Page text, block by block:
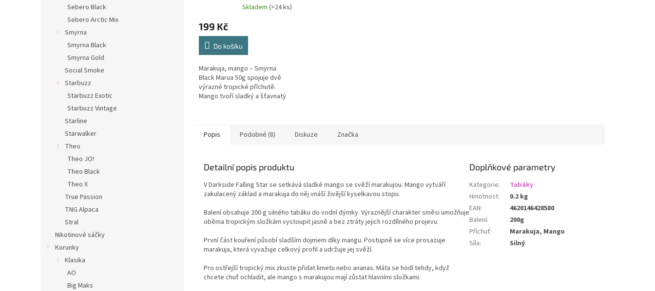
Sebero Black
Sebero Arctic Mix
Smyrna
Smyrna Black
Smyrna Gold
Social Smoke
Starbuzz
Starbuzz Exotic
Starbuzz Vintage
Starline
Starwalker
Theo
Theo JO!
Theo Black
Theo X
True Passion
TNG Alpaca
Stral
Nikotinové sáčky
Korunky
Klasika
AO
Big Maks
Skladem (>24 ks)
199 Kč
Do košíku
Marakuja, mango – Smyrna
Black Marua 50g spojuje dvě
výrazné tropické příchutě.
Mango tvoří sladký a šťavnatý
Popis Podobné (8) Diskuze Značka
Detailní popis produktu
V Darkside Falling Star se setkává sladké mango se svěží marakujou. Mango vytváří
zakulacený základ a marakuja do něj vnáší živější kyselkavou stopu.
Balení obsahuje 200 g silného tabáku do vodní dýmky. Výraznější charakter směsi umožňuje
oběma tropickým složkám vystoupit jasně a bez ztráty jejich rozdílného projevu.
První část kouření působí sladším dojmem díky mangu. Postupně se více prosazuje
marakuja, která vyvažuje celkový profil a udržuje jej svěží.
Pro ostřejší tropický mix zkuste přidat limetu nebo ananas. Máta se hodí tehdy, když
chcete chuť ochladit, ale mango s marakujou mají zůstat hlavními složkami.
Doplňkové parametry
Kategorie:
Tabáky
Hmotnost:
0.2 kg
EAN:
4620146428580
Balení:
200g
Příchuť:
Marakuja, Mango
Síla: Silný